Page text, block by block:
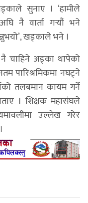
सुनाए । ‘हामीले
नै वार्ता गर्‍यौं भने
खड्काले भने ।
नै चाहिने अड्का थापेको
पारिश्रमिकमा नघट्ने
तलबमान कायम गर्ने
। शिक्षक महासंघले
उल्लेख गरेर